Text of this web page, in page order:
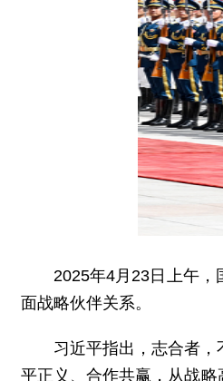
2025年4月23日上午，
面战略伙伴关系。
习近平指出，志合者
平正义、合作共赢，从战